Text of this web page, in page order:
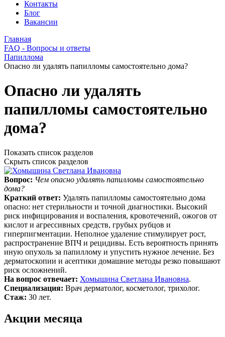
Контакты
Блог
Вакансии
Главная
FAQ - Вопросы и ответы
Папиллома
Опасно ли удалять папилломы самостоятельно дома?
Опасно ли удалять
папилломы самостоятельно
дома?
Показать список разделов
Скрыть список разделов
Вопрос: Чем опасно удалять папилломы самостоятельно
дома?
Краткий ответ: Удалять папилломы самостоятельно дома
опасно: нет стерильности и точной диагностики. Высокий
риск инфицирования и воспаления, кровотечений, ожогов от
кислот и агрессивных средств, грубых рубцов и
гиперпигментации. Неполное удаление стимулирует рост,
распространение ВПЧ и рецидивы. Есть вероятность принять
иную опухоль за папиллому и упустить нужное лечение. Без
дерматоскопии и асептики домашние методы резко повышают
риск осложнений.
На вопрос отвечает: Хомышина Светлана Ивановна.
Специализация: Врач дерматолог, косметолог, трихолог.
Стаж: 30 лет.
Акции месяца